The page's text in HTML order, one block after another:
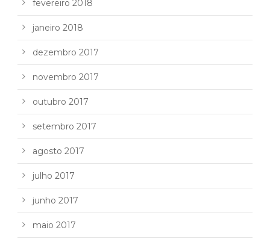
fevereiro 2018
janeiro 2018
dezembro 2017
novembro 2017
outubro 2017
setembro 2017
agosto 2017
julho 2017
junho 2017
maio 2017